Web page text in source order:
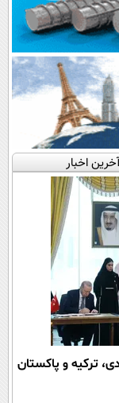
اخبار
ترکیه و پاکستان